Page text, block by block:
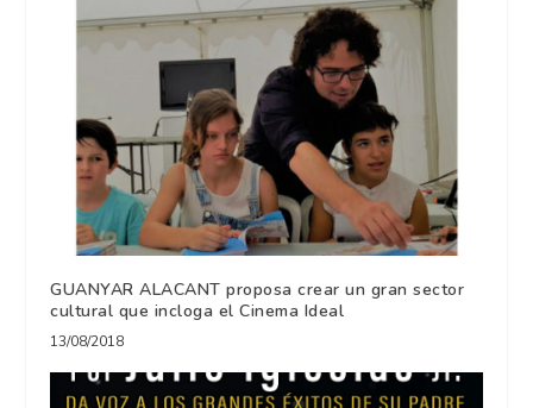
GUANYAR ALACANT proposa crear un gran sector
cultural que incloga el Cinema Ideal
13/08/2018